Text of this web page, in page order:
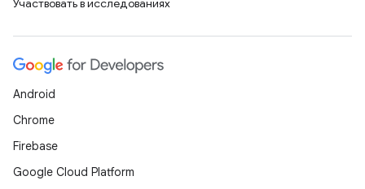
Участвовать в исследованиях
Android
Chrome
Firebase
Google Cloud Platform